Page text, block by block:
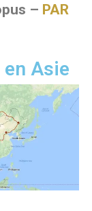
– PAR
Asie